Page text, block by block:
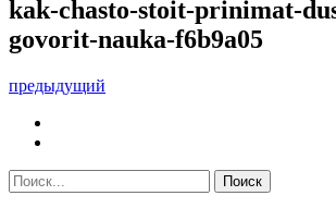
kak-chasto-stoit-prinimat-
govorit-nauka-f6b9a05
предыдущий